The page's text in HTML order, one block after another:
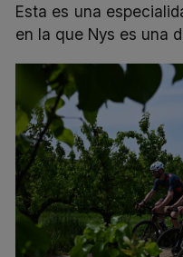
Esta es una
en la que Nys es una